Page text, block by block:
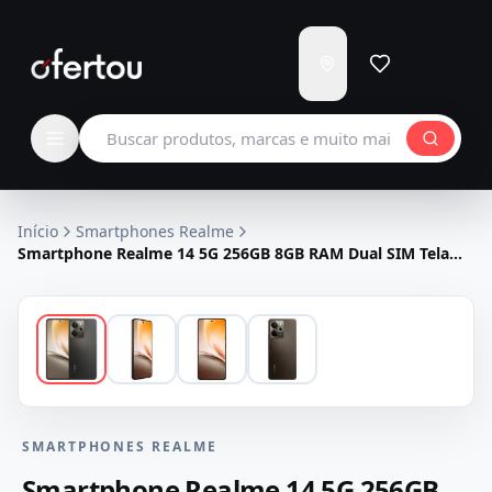
para
Carregando...
Buscar produtos
Início
Smartphones Realme
Smartphone Realme 14 5G 256GB 8GB RAM Dual SIM Tela
SMARTPHONES REALME